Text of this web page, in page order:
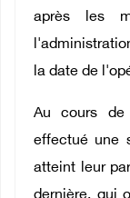
après les
la date de
Au cours de
effectué une
atteint leur